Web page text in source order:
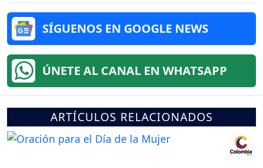
SÍGUENOS EN GOOGLE NEWS
ÚNETE AL CANAL EN WHATSAPP
ARTÍCULOS RELACIONADOS